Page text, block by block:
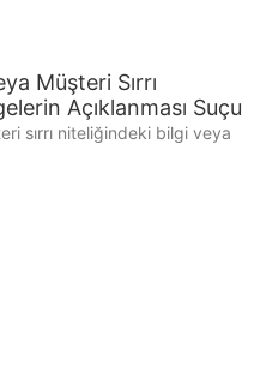
Müşteri Sırrı
Açıklanması Suçu
sırrı niteliğindeki bilgi veya